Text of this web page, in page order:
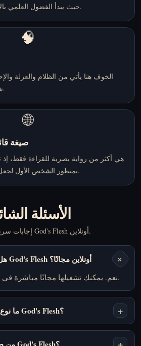
حيث يبدأ الفضول العلمي بالاختلاط بشيء أقدم بكثير.
🧠
الخوف هنا يأتي من الظلام والعزلة
شيئًا واعيًا بما يكفي ليراك.
🌐
صيغة
هي أكثر من رواية بصرية للقراءة فقط، إذ
بمنظور الشخص الأول لجعل المكان مباشرًا وضاغطًا.
الأسئلة
إجابات سريعة عن لعب God's Flesh أونلاين.
هل يمكنني لعب God's Flesh أونلاين مجانًا؟ +
نعم. يمكنك تشغيلها مجانًا مباشرة في المتصفح من دون تنزيل.
ما نوع لعبة God's Flesh؟ +